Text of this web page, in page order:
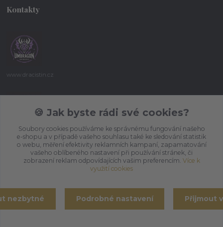
Kontakty
www.dracistin.cz
+420 737 613 735
(Po-Pá 9:30-18:00 hod.)
umbragon@email.cz
🍪 Jak byste rádi své cookies?
Soubory cookies používáme ke správnému fungování našeho
e-shopu a v případě vašeho souhlasu také ke sledování statistik
o webu, měření efektivity reklamních kampaní, zapamatování
vašeho oblíbeného nastavení při používání stránek, či
zobrazení reklam odpovídajících vašim preferencím. Více k
využití cookies
nezbytné Podrobné nastavení Přijmout